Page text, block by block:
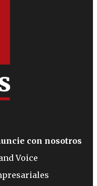
con nosotros
Voice